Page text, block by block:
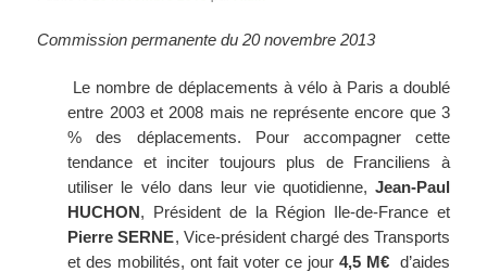
Commission permanente du 20 novembre 2013
Le nombre de déplacements à vélo à Paris a doublé
entre 2003 et 2008 mais ne représente encore que 3
% des déplacements. Pour accompagner cette
tendance et inciter toujours plus de Franciliens à
utiliser le vélo dans leur vie quotidienne, Jean-Paul
HUCHON , Président de la Région Ile-de-France et
Pierre SERNE, Vice-président chargé des Transports
et des mobilités, ont fait voter ce jour4,5 M€
d’aides